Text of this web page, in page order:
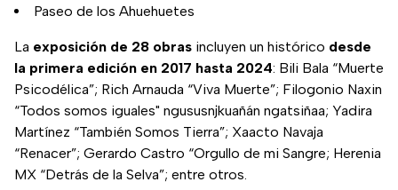
Paseo de los Ahuehuetes
La exposición de 28 obras incluyen un histórico desde
la primera edición en 2017 hasta 2024: Bili Bala “Muerte
Psicodélica”; Rich Arnauda “Viva Muerte”; Filogonio Naxin
“Todos somos iguales" ngususnjkuañán ngatsiñaa; Yadira
Martínez “También Somos Tierra”; Xaacto Navaja
“Renacer”; Gerardo Castro “Orgullo de mi Sangre; Herenia
MX “Detrás de la Selva”; entre otros.